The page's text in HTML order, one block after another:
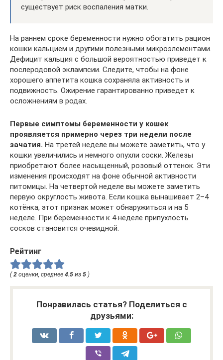
существует риск воспаления матки.
На раннем сроке беременности нужно обогатить рацион
кошки кальцием и другими полезными микроэлементами.
Дефицит кальция с большой вероятностью приведет к
послеродовой эклампсии. Следите, чтобы на фоне
хорошего аппетита кошка сохраняла активность и
подвижность. Ожирение гарантированно приведет к
осложнениям в родах.
Первые симптомы беременности у кошек
проявляется примерно через три недели после
зачатия. На третей неделе вы можете заметить, что у
кошки увеличились и немного опухли соски. Железы
приобретают более насыщенный, розовый оттенок. Эти
изменения происходят на фоне обычной активности
питомицы. На четвертой неделе вы можете заметить
первую округлость живота. Если кошка вынашивает 2–4
котёнка, этот признак может обнаружиться и на 5
неделе. При беременности к 4 неделе припухлость
сосков становится очевидной.
Рейтинг
( 2 оценки, среднее 4.5 из 5 )
Понравилась статья? Поделиться с
друзьями: